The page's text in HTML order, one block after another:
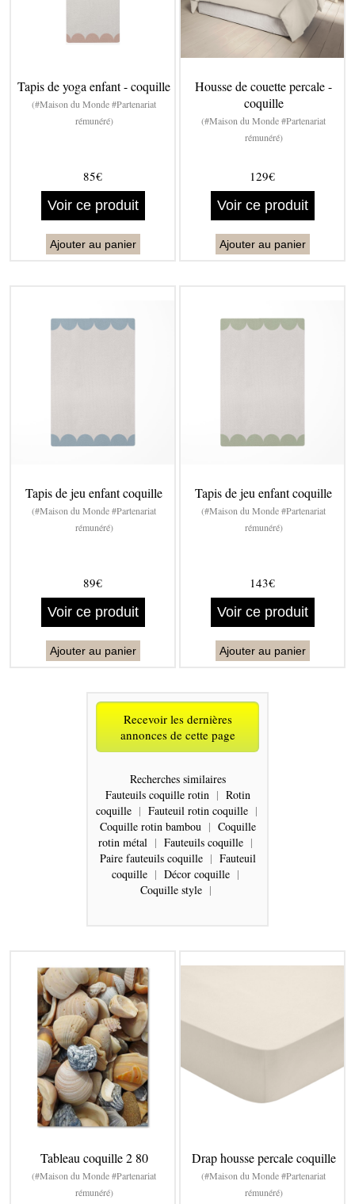
Tapis de yoga enfant - coquille
(#Maison du Monde #Partenariat
rémunéré)
85€
Voir ce produit
Ajouter au panier
Housse de couette percale -
coquille
(#Maison du Monde #Partenariat
rémunéré)
129€
Voir ce produit
Ajouter au panier
Tapis de jeu enfant coquille
(#Maison du Monde #Partenariat
rémunéré)
89€
Voir ce produit
Ajouter au panier
Tapis de jeu enfant coquille
(#Maison du Monde #Partenariat
rémunéré)
143€
Voir ce produit
Ajouter au panier
Recevoir les dernières
annonces de cette page
Recherches similaires
Fauteuils coquille rotin | Rotin
coquille | Fauteuil rotin coquille |
Coquille rotin bambou | Coquille
rotin métal | Fauteuils coquille |
Paire fauteuils coquille | Fauteuil
coquille | Décor coquille |
Coquille style |
Tableau coquille 2 80
(#Maison du Monde #Partenariat
rémunéré)
Drap housse percale coquille
(#Maison du Monde #Partenariat
rémunéré)